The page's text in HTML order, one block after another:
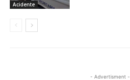
Acidente
- Advertisment -